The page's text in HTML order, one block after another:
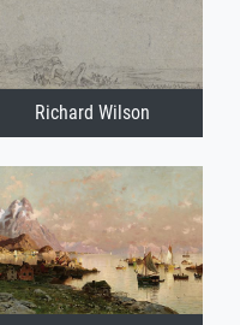
Richard Wilson